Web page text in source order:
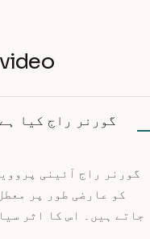
گورنر راج کیا
گورنر راج آئینی
کو عارضی طور پر
جاتے ہیں۔ اس کا اثر